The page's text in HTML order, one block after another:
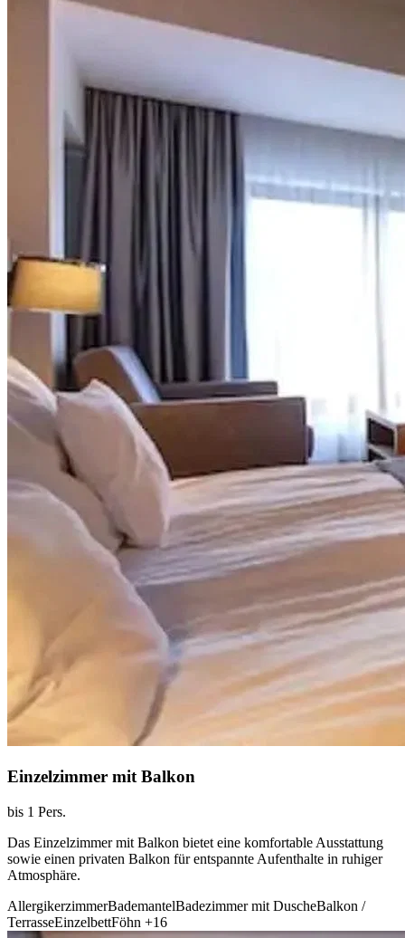
Einzelzimmer mit Balkon
bis 1 Pers.
Das Einzelzimmer mit Balkon bietet eine komfortable Ausstattung
sowie einen privaten Balkon für entspannte Aufenthalte in ruhiger
Atmosphäre.
AllergikerzimmerBademantelBadezimmer mit DuscheBalkon /
TerrasseEinzelbettFöhn +16